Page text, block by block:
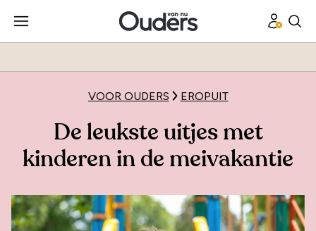
VOOR OUDERS EROPUIT
De leukste uitjes met
kinderen in de meivakantie